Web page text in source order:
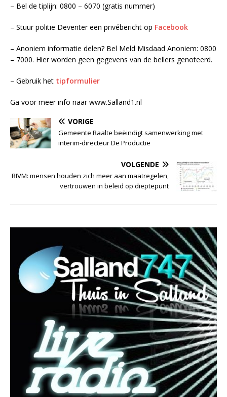
– Bel de tiplijn: 0800 – 6070 (gratis nummer)
– Stuur politie Deventer een privébericht op Facebook
– Anoniem informatie delen? Bel Meld Misdaad Anoniem: 0800
– 7000. Hier worden geen gegevens van de bellers genoteerd.
– Gebruik het tipformulier
Ga voor meer info naar www.Salland1.nl
VORIGE
Gemeente Raalte beëindigt samenwerking met
interim-directeur De Productie
VOLGENDE
RIVM: mensen houden zich meer aan maatregelen,
vertrouwen in beleid op dieptepunt